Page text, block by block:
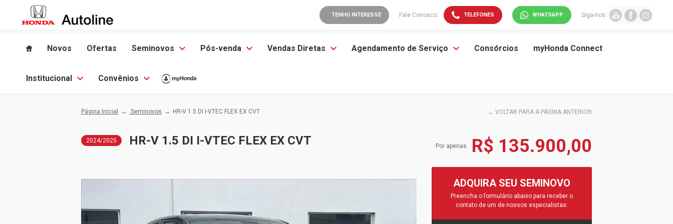
TENHO INTERESSE Fale Conosco: TELEFONES WHATSAPP Siga-nos:
Novos Ofertas Seminovos Pós-venda Vendas Diretas Agendamento de Serviço Consórcios myHonda Connect
Institucional Convênios
Página Inicial Seminovos HR-V 1.5 DI I-VTEC FLEX EX CVT ← VOLTAR PARA A PÁGINA ANTERIOR
2024/2025 HR-V 1.5 DI I-VTEC FLEX EX CVT Por apenas R$ 135.900,00
ADQUIRA SEU SEMINOVO
Preencha o formulário abaixo para receber o
contato de um de nossos especialistas: